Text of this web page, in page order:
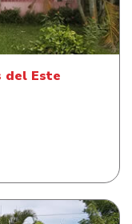
del Este